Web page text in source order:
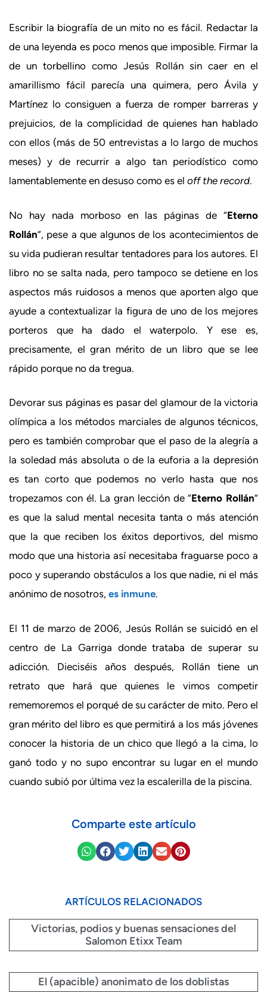
Escribir la biografía de un mito no es fácil. Redactar la
de una leyenda es poco menos que imposible. Firmar la
de un torbellino como Jesús Rollán sin caer en el
amarillismo fácil parecía una quimera, pero Ávila y
Martínez lo consiguen a fuerza de romper barreras y
prejuicios, de la complicidad de quienes han hablado
con ellos (más de 50 entrevistas a lo largo de muchos
meses) y de recurrir a algo tan periodístico como
lamentablemente en desuso como es el off the record.
No hay nada morboso en las páginas de “Eterno
Rollán”, pese a que algunos de los acontecimientos de
su vida pudieran resultar tentadores para los autores. El
libro no se salta nada, pero tampoco se detiene en los
aspectos más ruidosos a menos que aporten algo que
ayude a contextualizar la figura de uno de los mejores
porteros que ha dado el waterpolo. Y ese es,
precisamente, el gran mérito de un libro que se lee
rápido porque no da tregua.
Devorar sus páginas es pasar del glamour de la victoria
olímpica a los métodos marciales de algunos técnicos,
pero es también comprobar que el paso de la alegría a
la soledad más absoluta o de la euforia a la depresión
es tan corto que podemos no verlo hasta que nos
tropezamos con él. La gran lección de “Eterno Rollán”
es que la salud mental necesita tanta o más atención
que la que reciben los éxitos deportivos, del mismo
modo que una historia así necesitaba fraguarse poco a
poco y superando obstáculos a los que nadie, ni el más
anónimo de nosotros, es inmune.
El 11 de marzo de 2006, Jesús Rollán se suicidó en el
centro de La Garriga donde trataba de superar su
adicción. Dieciséis años después, Rollán tiene un
retrato que hará que quienes le vimos competir
rememoremos el porqué de su carácter de mito. Pero el
gran mérito del libro es que permitirá a los más jóvenes
conocer la historia de un chico que llegó a la cima, lo
ganó todo y no supo encontrar su lugar en el mundo
cuando subió por última vez la escalerilla de la piscina.
Comparte este artículo
ARTÍCULOS RELACIONADOS
Victorias, podios y buenas sensaciones del
Salomon Etixx Team
El (apacible) anonimato de los doblistas